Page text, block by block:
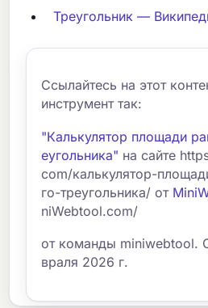
Треугольник —
Ссылайтесь на этот
инструмент так:
"Калькулятор площади
еугольника" на сайте
com/калькулятор-
го-треугольника/ от
niWebtool.com/
от команды miniwebtool.
враля 2026 г.